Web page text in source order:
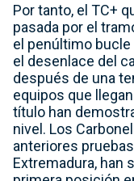
Por tanto, el TC+
pasada por el
el penúltimo
el desenlace del
después de una
equipos que
título han
nivel. Los
anteriores
Extremadura, han